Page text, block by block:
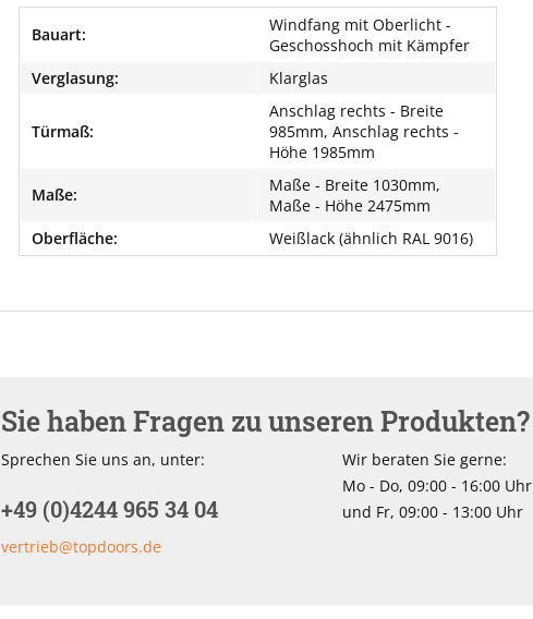
Bauart:
Windfang mit Oberlicht -
Geschosshoch mit Kämpfer
Verglasung:
Klarglas
Türmaß:
Anschlag rechts - Breite
985mm, Anschlag rechts -
Höhe 1985mm
Maße:
Maße - Breite 1030mm,
Maße - Höhe 2475mm
Oberfläche:
Weißlack (ähnlich RAL 9016)
Sie haben Fragen zu unseren Produkten?
Sprechen Sie uns an, unter:
+49 (0)4244 965 34 04
vertrieb@topdoors.de
Wir beraten Sie gerne:
Mo - Do, 09:00 - 16:00 Uhr
und Fr, 09:00 - 13:00 Uhr